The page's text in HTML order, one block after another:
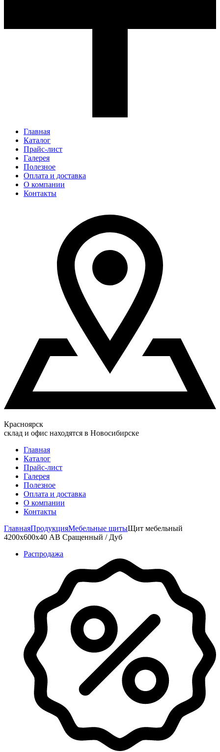
Главная
Каталог
Прайс-лист
Галерея
Полезное
Оплата и доставка
О компании
Контакты
Красноярск
склад и офис находятся в Новосибирске
Главная
Каталог
Прайс-лист
Галерея
Полезное
Оплата и доставка
О компании
Контакты
ГлавнаяПродукцияМебельные щитыЩит мебельный
4200х600х40 АВ Сращенный / Дуб
Распродажа